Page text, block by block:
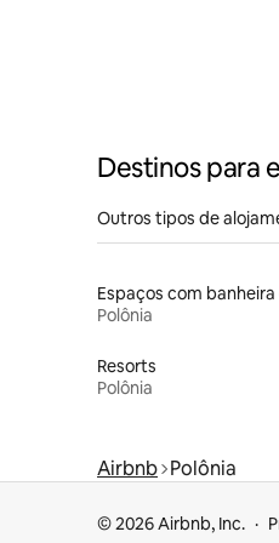
Destinos para
Outros tipos de
Polônia
Resorts
Polônia
Airbnb Polônia
© 2026 Airbnb, Inc.